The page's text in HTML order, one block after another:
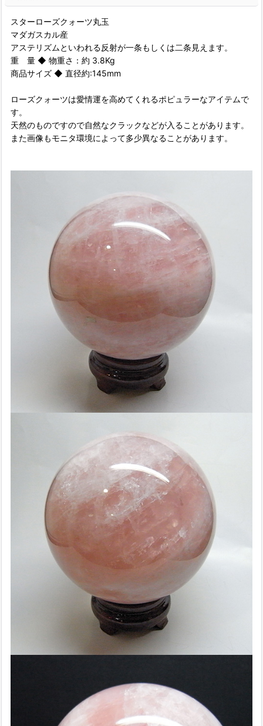
スターローズクォーツ丸玉
マダガスカル産
アステリズムといわれる反射が一条もしくは二条見えます。
重 量 ◆ 物重さ：約 3.8Kg
商品サイズ ◆ 直径約:145mm
ローズクォーツは愛情運を高めてくれるポピュラーなアイテムで
す。
天然のものですので自然なクラックなどが入ることがあります。
また画像もモニタ環境によって多少異なることがあります。